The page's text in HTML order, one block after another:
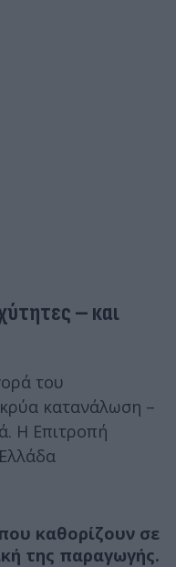
– και
του
κατανάλωση –
Η Επιτροπή
καθορίζουν σε
της παραγωγής.